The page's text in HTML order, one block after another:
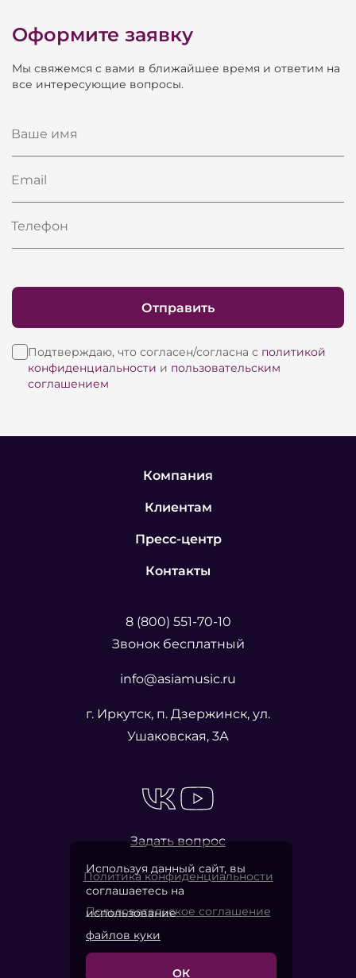
Оформите заявку
Мы свяжемся с вами в ближайшее время и ответим на
все интересующие вопросы.
Ваше имя
Email
Телефон
Подтверждаю, что согласен/согласна с политикой
конфиденциальности и пользовательским
соглашением
Отправить
Компания
Клиентам
Пресс-центр
Контакты
8 (800) 551-70-10
Звонок бесплатный
info@asiamusic.ru
г. Иркутск, п. Дзержинск, ул.
Ушаковская, 3А
Задать вопрос
Политика конфиденциальности
Пользовательское соглашение
Используя данный сайт, вы
соглашаетесь на
использование
файлов куки
ОК